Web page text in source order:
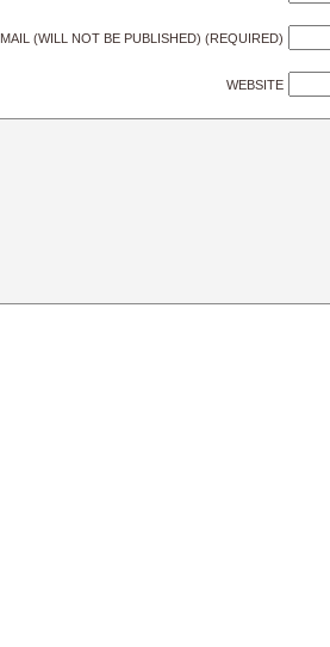
MAIL (WILL NOT BE PUBLISHED) (REQUIRED)
WEBSITE